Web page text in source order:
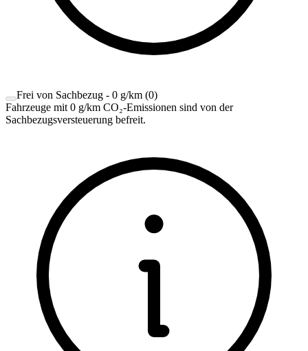
Frei von Sachbezug - 0 g/km (0)
Fahrzeuge mit 0 g/km CO₂-Emissionen sind von der
Sachbezugsversteuerung befreit.